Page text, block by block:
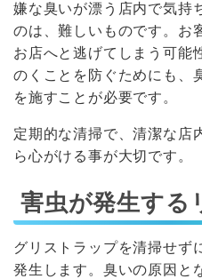
嫌な臭いが漂う店内で気持
のは、難しいものです。お
お店へと逃げてしまう可能
のくことを防ぐためにも、
を施すことが必要です。
定期的な清掃で、清潔な店
ら心がける事が大切です。
害虫が発生する
グリストラップを清掃せず
発生します。臭いの原因と